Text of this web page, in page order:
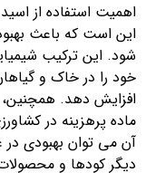
اهمیت استفاده از
این است که باعث
شود. این ترکیب
خود را در خاک و
افزایش دهد.
ماده پرهزینه در
آن می توان بهبودی
دیگر کودها و